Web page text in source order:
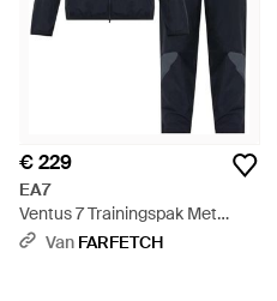
€ 229
EA7
Ventus 7 Trainingspak Met
Capuchon - Blauw
Van FARFETCH